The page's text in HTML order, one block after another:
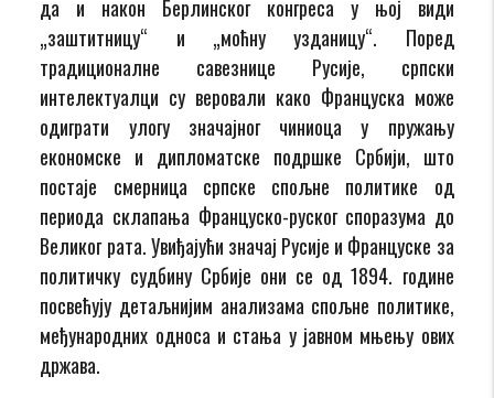
да и након Берлинског конгреса у њој види
„заштитницу“ и „моћну узданицу“. Поред
традиционалне савезнице Русије, српски
интелектуалци су веровали како Француска може
одиграти улогу значајног чиниоца у пружању
економске и дипломатске подршке Србији, што
постаје смерница српске спољне политике од
периода склапања Француско-руског споразума до
Великог рата. Увиђајући значај Русије и Француске за
политичку судбину Србије они се од 1894. године
посвећују детаљнијим анализама спољне политике,
међународних односа и стања у јавном мњењу ових
држава.